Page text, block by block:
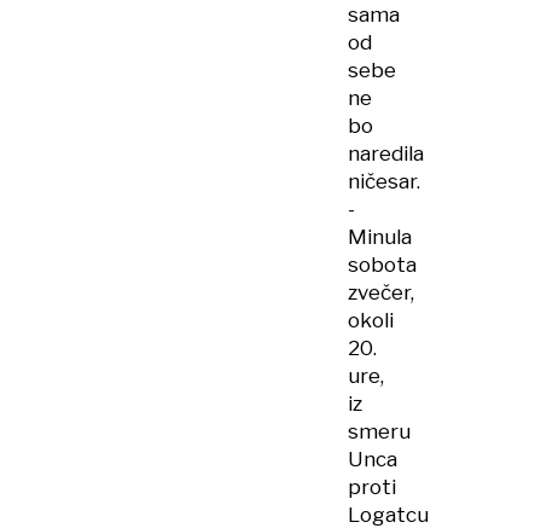
sama
od
sebe
ne
bo
naredila
ničesar.
-
Minula
sobota
zvečer,
okoli
20.
ure,
iz
smeru
Unca
proti
Logatcu